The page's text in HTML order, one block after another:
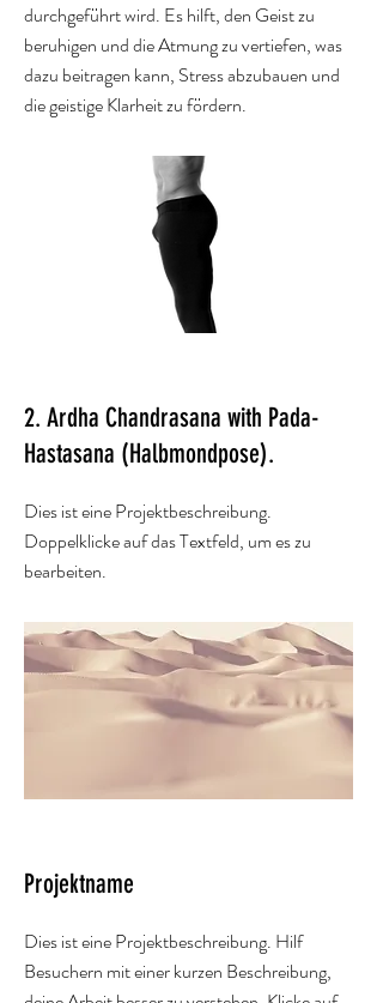
durchgeführt wird. Es hilft, den Geist zu
beruhigen und die Atmung zu vertiefen, was
dazu beitragen kann, Stress abzubauen und
die geistige Klarheit zu fördern.
2. Ardha Chandrasana with Pada-
Hastasana (Halbmondpose).
Dies ist eine Projektbeschreibung.
Doppelklicke auf das Textfeld, um es zu
bearbeiten.
Projektname
Dies ist eine Projektbeschreibung. Hilf
Besuchern mit einer kurzen Beschreibung,